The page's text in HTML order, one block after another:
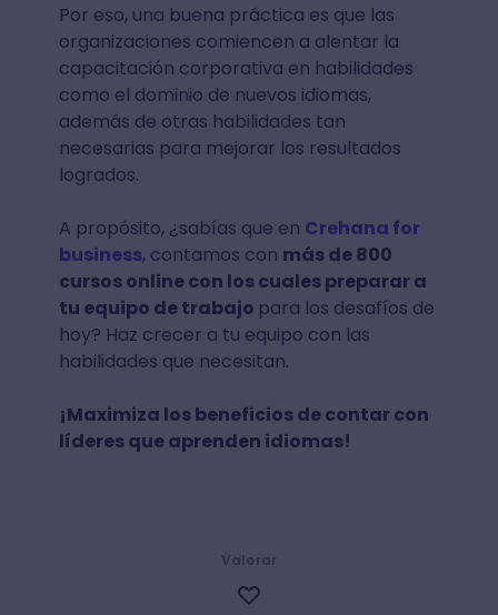
Por eso, una buena práctica es que las
organizaciones comiencen a alentar la
capacitación corporativa en habilidades
como el dominio de nuevos idiomas,
además de otras habilidades tan
necesarias para mejorar los resultados
logrados.
A propósito, ¿sabías que en Crehana for
business, contamos con más de 800
cursos online con los cuales preparar a
tu equipo de trabajo para los desafíos de
hoy? Haz crecer a tu equipo con las
habilidades que necesitan.
¡Maximiza los beneficios de contar con
líderes que aprenden idiomas!
Valorar